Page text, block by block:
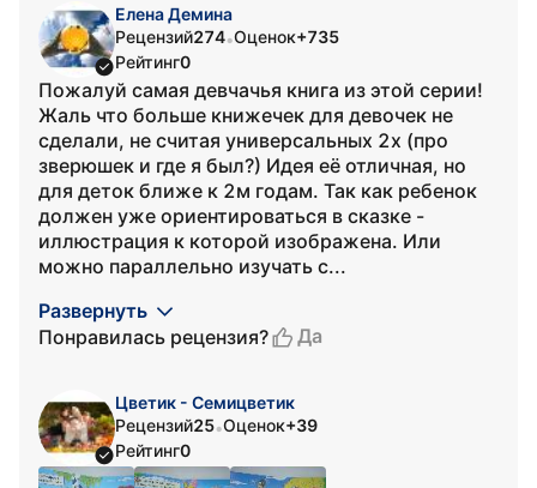
Елена Демина
Рецензий274•Оценок+735
Рейтинг0
Пожалуй самая девчачья книга из этой серии!
Жаль что больше книжечек для девочек не
сделали, не считая универсальных 2х (про
зверюшек и где я был?) Идея её отличная, но
для деток ближе к 2м годам. Так как ребенок
должен уже ориентироваться в сказке -
иллюстрация к которой изображена. Или
можно параллельно изучать с...
Развернуть
Понравилась рецензия?
Да
Цветик - Семицветик
Рецензий25•Оценок+39
Рейтинг0